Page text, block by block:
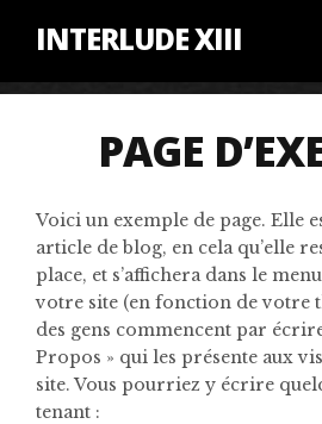
INTERLUDE XIII
PAGE
Voici un exemple de page. Elle
article de blog, en cela qu’elle
place, et s’affichera dans le
votre site (en fonction de votre
des gens commencent par
Propos » qui les présente aux
site. Vous pourriez y écrire
tenant :